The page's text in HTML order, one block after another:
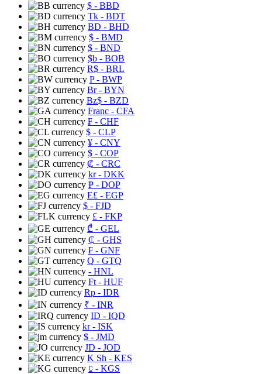
$ - BBD
Tk - BDT
BD - BHD
$ - BMD
$ - BND
$b - BOB
R$ - BRL
P- BWP
Br- BYN
Bz$ - BZD
Franc - CFA
₣ - CHF
$ - CLP
¥ - CNY
$ - COP
₡ - CRC
kr- DKK
₱ - DOP
E£ - EGP
$ - FJD
£ - FKP
₾ - GEL
₵ - GHS
₣ - GNF
Q - GTQ
- HNL
Ft - HUF
Rp - IDR
₹ - INR
ID - IQD
kr- ISK
$ - JMD
JD - JOD
K Sh - KES
⃀ - KGS